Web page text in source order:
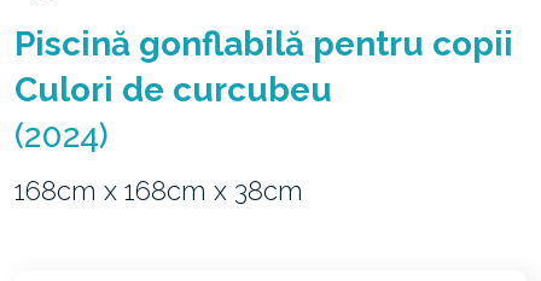
Piscină gonflabilă pentru copii
Culori de curcubeu
(2024)
168cm x 168cm x 38cm